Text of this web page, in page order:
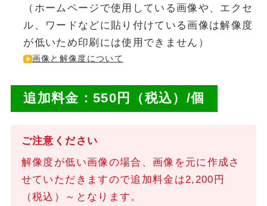
（ホームページで使用している画像や、エクセ
ル、ワードなどに貼り付けている画像は解像度
が低いため印刷には使用できません）
画像と解像度について
追加料金：550円（税込）/個
ご注意ください
解像度が低い画像の場合、画像を元に作成さ
せていただきますので追加料金は2,200円
（税込）～となります。